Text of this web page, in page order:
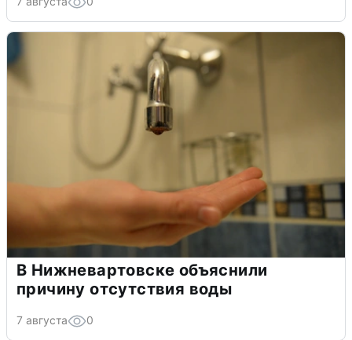
В Нижневартовске объяснили
причину отсутствия воды
7 августа 0